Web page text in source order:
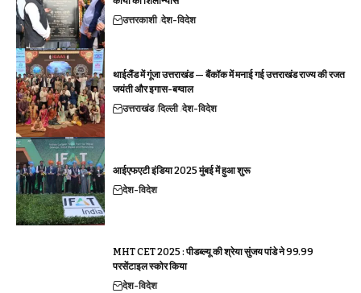
उत्तरकाशी देश-विदेश
थाईलैंड में गूंजा उत्तराखंड — बैंकॉक में मनाई गई उत्तराखंड राज्य की रजत
जयंती और इगास-बग्वाल
उत्तराखंड दिल्ली देश-विदेश
आईएफएटी इंडिया 2025 मुंबई में हुआ शुरू
देश-विदेश
MHT CET 2025 : पीडब्ल्यू की श्रेया सुंजय पांडे ने 99.99
परसेंटाइल स्कोर किया
देश-विदेश